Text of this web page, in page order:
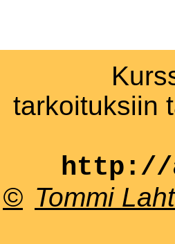
tarkoituksiin
http://
© Tommi